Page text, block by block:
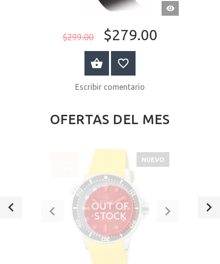
VISTA
RÁPIDA
$299.00 $279.00
A LA CESTA
Escribir comentario
OFERTAS DEL MES
OUT OF
STOCK
NUEVO